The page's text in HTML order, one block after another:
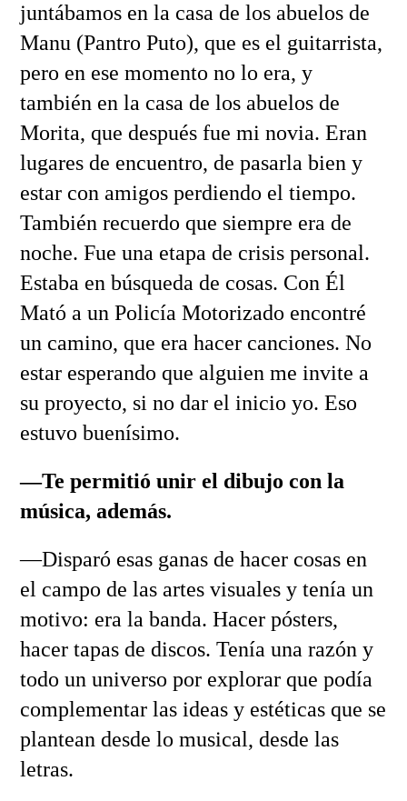
juntábamos en la casa de los abuelos de
Manu (Pantro Puto), que es el guitarrista,
pero en ese momento no lo era, y
también en la casa de los abuelos de
Morita, que después fue mi novia. Eran
lugares de encuentro, de pasarla bien y
estar con amigos perdiendo el tiempo.
También recuerdo que siempre era de
noche. Fue una etapa de crisis personal.
Estaba en búsqueda de cosas. Con Él
Mató a un Policía Motorizado encontré
un camino, que era hacer canciones. No
estar esperando que alguien me invite a
su proyecto, si no dar el inicio yo. Eso
estuvo buenísimo.
—Te permitió unir el dibujo con la
música, además.
—Disparó esas ganas de hacer cosas en
el campo de las artes visuales y tenía un
motivo: era la banda. Hacer pósters,
hacer tapas de discos. Tenía una razón y
todo un universo por explorar que podía
complementar las ideas y estéticas que se
plantean desde lo musical, desde las
letras.